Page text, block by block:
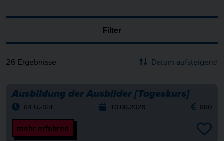
Filter
26 Ergebnisse Datum aufsteigend
Ausbildung der Ausbilder [Tageskurs]
84 U.-Std. 10.08.2026 880
mehr erfahren